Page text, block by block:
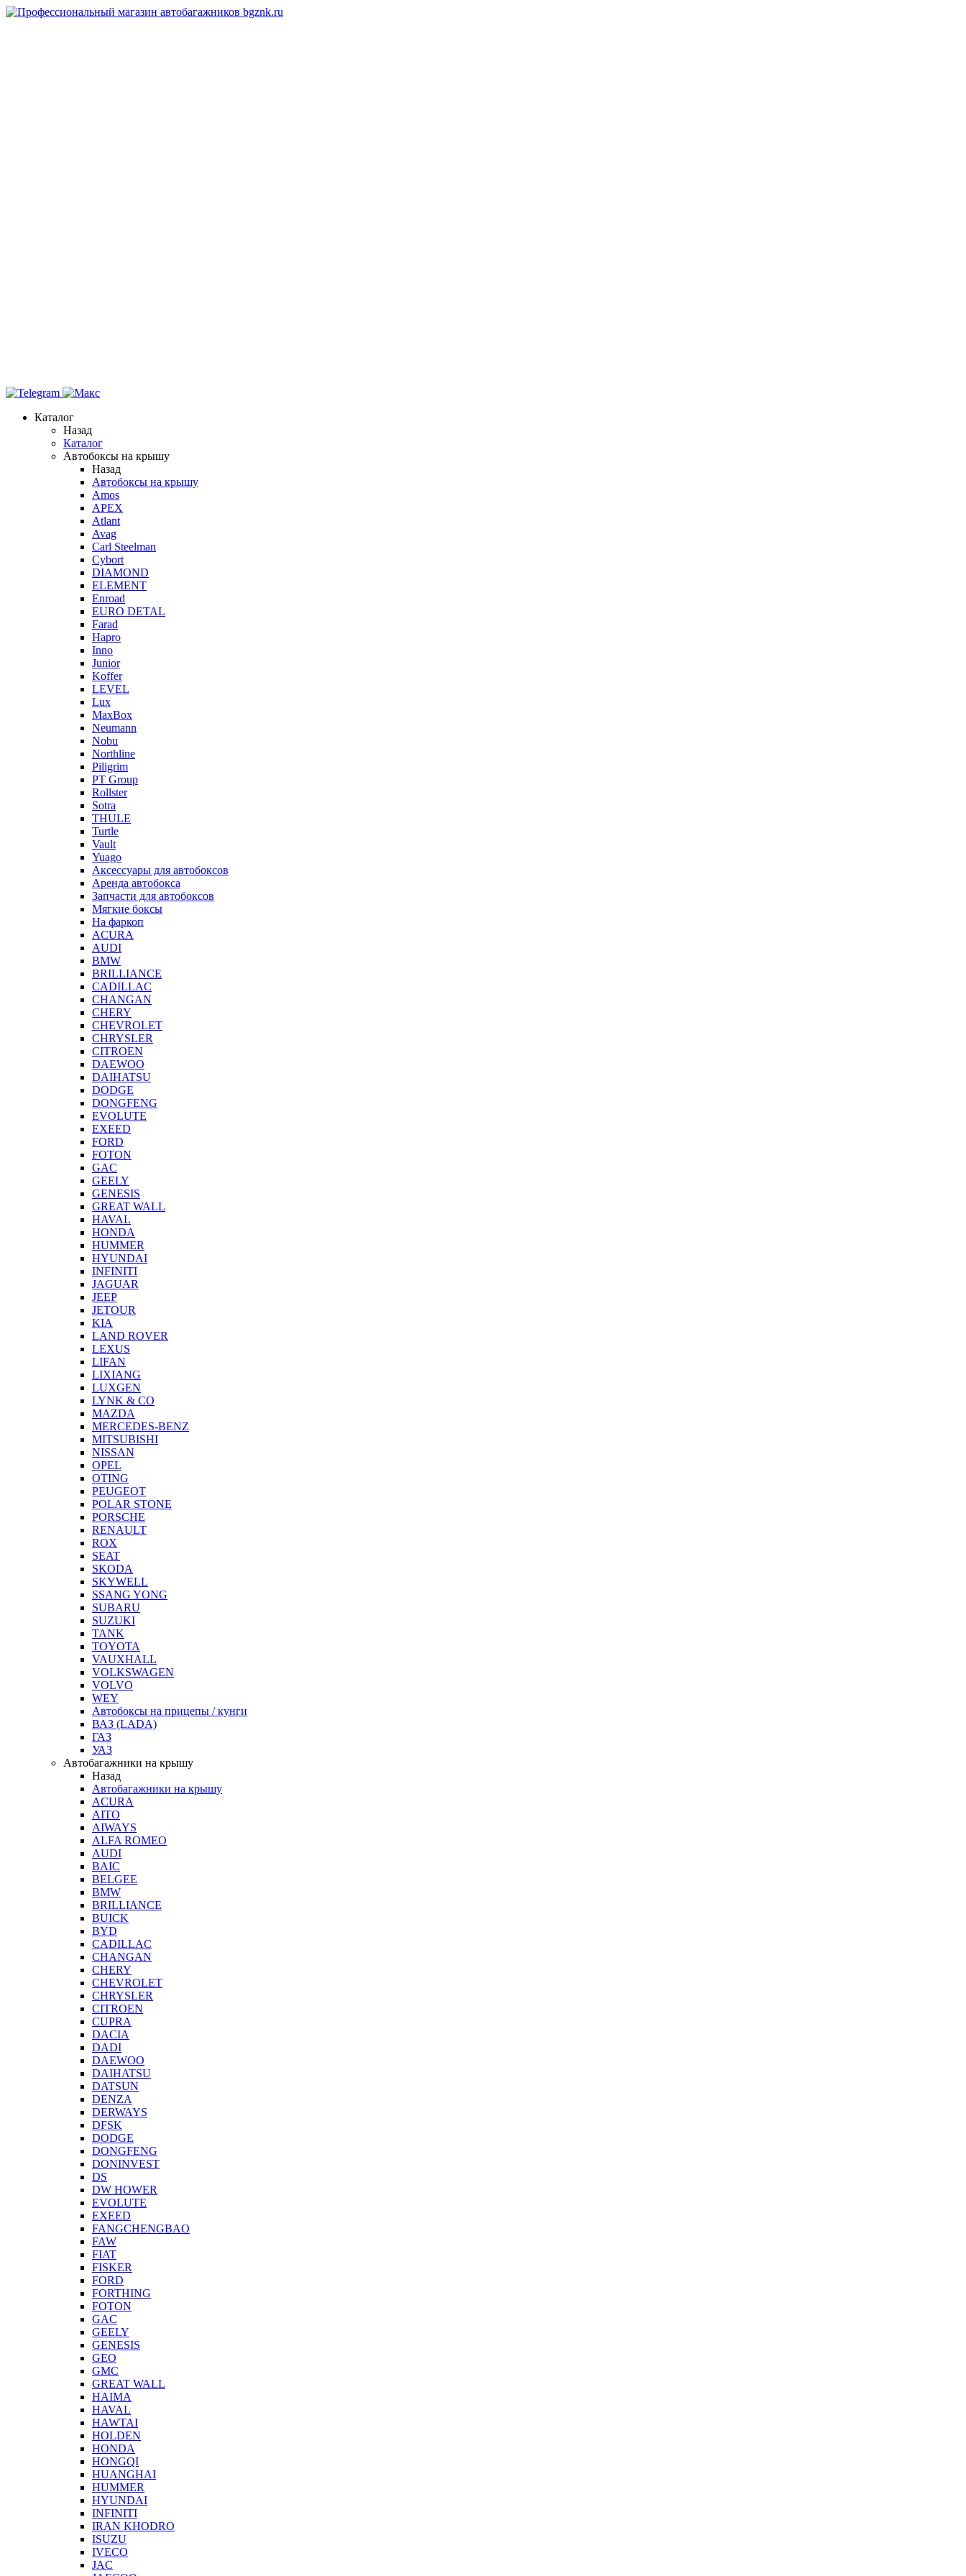
Каталог
Назад
Каталог
Автобоксы на крышу
Назад
Автобоксы на крышу
Amos
APEX
Atlant
Avag
Carl Steelman
Cybort
DIAMOND
ELEMENT
Enroad
EURO DETAL
Farad
Hapro
Inno
Junior
Koffer
LEVEL
Lux
MaxBox
Neumann
Nobu
Northline
Piligrim
PT Group
Rollster
Sotra
THULE
Turtle
Vault
Yuago
Аксессуары для автобоксов
Аренда автобокса
Запчасти для автобоксов
Мягкие боксы
На фаркоп
ACURA
AUDI
BMW
BRILLIANCE
CADILLAC
CHANGAN
CHERY
CHEVROLET
CHRYSLER
CITROEN
DAEWOO
DAIHATSU
DODGE
DONGFENG
EVOLUTE
EXEED
FORD
FOTON
GAC
GEELY
GENESIS
GREAT WALL
HAVAL
HONDA
HUMMER
HYUNDAI
INFINITI
JAGUAR
JEEP
JETOUR
KIA
LAND ROVER
LEXUS
LIFAN
LIXIANG
LUXGEN
LYNK & CO
MAZDA
MERCEDES-BENZ
MITSUBISHI
NISSAN
OPEL
OTING
PEUGEOT
POLAR STONE
PORSCHE
RENAULT
ROX
SEAT
SKODA
SKYWELL
SSANG YONG
SUBARU
SUZUKI
TANK
TOYOTA
VAUXHALL
VOLKSWAGEN
VOLVO
WEY
Автобоксы на прицепы / кунги
ВАЗ (LADA)
ГАЗ
УАЗ
Автобагажники на крышу
Назад
Автобагажники на крышу
ACURA
AITO
AIWAYS
ALFA ROMEO
AUDI
BAIC
BELGEE
BMW
BRILLIANCE
BUICK
BYD
CADILLAC
CHANGAN
CHERY
CHEVROLET
CHRYSLER
CITROEN
CUPRA
DACIA
DADI
DAEWOO
DAIHATSU
DATSUN
DENZA
DERWAYS
DFSK
DODGE
DONGFENG
DONINVEST
DS
DW HOWER
EVOLUTE
EXEED
FANGCHENGBAO
FAW
FIAT
FISKER
FORD
FORTHING
FOTON
GAC
GEELY
GENESIS
GEO
GMC
GREAT WALL
HAIMA
HAVAL
HAWTAI
HOLDEN
HONDA
HONGQI
HUANGHAI
HUMMER
HYUNDAI
INFINITI
IRAN KHODRO
ISUZU
IVECO
JAC